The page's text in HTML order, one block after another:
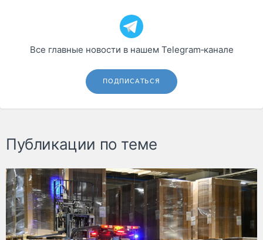
Все главные новости в нашем Telegram‑канале
ПОДПИСАТЬСЯ
Публикации по теме